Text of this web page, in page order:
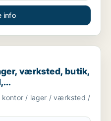
info
butik, klinik,
værksted, butik,
hotel,
garage til salg i
kontor / lager / værksted /